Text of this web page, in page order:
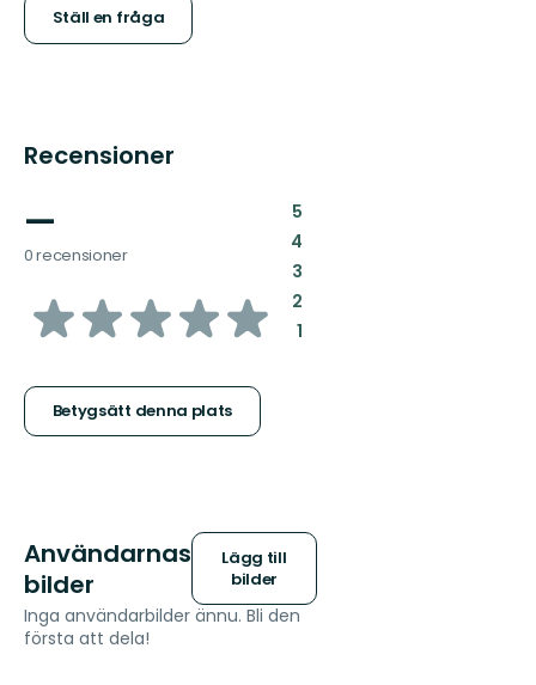
Ställ en fråga
Recensioner
—
0 recensioner
av
stjärnor
Betygsätt denna plats
5:
4:
3:
2:
1:
Användarnas
bilder
Lägg till
bilder
Inga användarbilder ännu. Bli den
första att dela!